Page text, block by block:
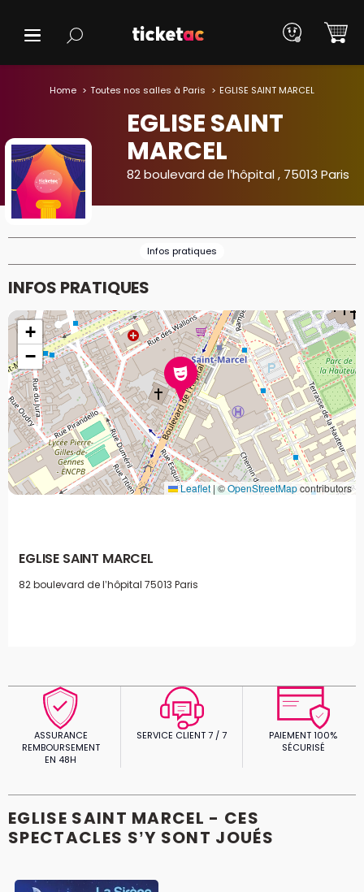
Home Toutes nos salles à Paris EGLISE SAINT MARCEL
EGLISE SAINT
MARCEL
82 boulevard de l’hôpital , 75013 Paris
Infos pratiques
INFOS PRATIQUES
+
−
Leaflet | ©OpenStreetMapcontributors
EGLISE SAINT MARCEL
82 boulevard de l’hôpital 75013 Paris
ASSURANCE
REMBOURSEMENT
EN 48H
SERVICE CLIENT 7 / 7
PAIEMENT 100%
SÉCURISÉ
EGLISE SAINT MARCEL - CES
SPECTACLES S’Y SONT JOUÉS